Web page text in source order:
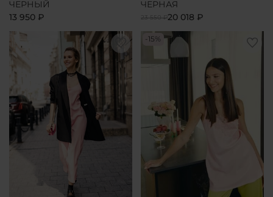
ЧЕРНЫЙ
13 950 ₽
ЧЕРНАЯ
23 550 ₽20 018 ₽
-15%